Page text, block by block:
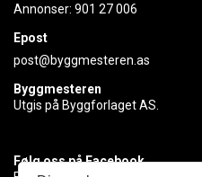
Annonser: 901 27 006
Epost
post@byggmesteren.as
Byggmesteren
Utgis på Byggforlaget AS.
Følg oss på Facebook